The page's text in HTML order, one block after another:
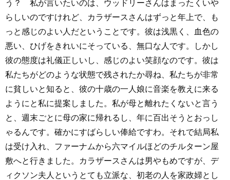
う？ 私が言いたいのは、ウッドリーさんはまったくいや
らしいのですけれど、カラザースさんはずっと年上で、も
っと感じのよい人だということです。彼は浅黒く、血色の
悪い、ひげをきれいにそっている、無口な人です。しかし
彼の態度は礼儀正しいし、感じのよい笑顔なのです。彼は
私たちがどのような状態で残されたか尋ね、私たちが非常
に貧しいと知ると、彼の十歳の一人娘に音楽を教えに来る
ようにと私に提案しました。私が母と離れたくないと言う
と、週末ごとに母の家に帰れるし、年に百出そうとおっし
ゃるんです。確かにすばらしい俸給ですわ。それで結局私
は受け入れ、ファーナムから六マイルほどのチルターン屋
敷へと行きました。カラザースさんは男やもめですが、デ
ィクソン夫人というとても立派な、初老の人を家政婦とし